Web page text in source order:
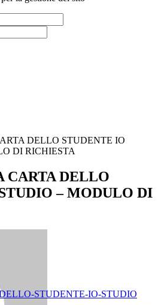
DELLO STUDENTE IO
DI RICHIESTA
CARTA DELLO
– MODULO DI
STUDENTE-IO-STUDIO